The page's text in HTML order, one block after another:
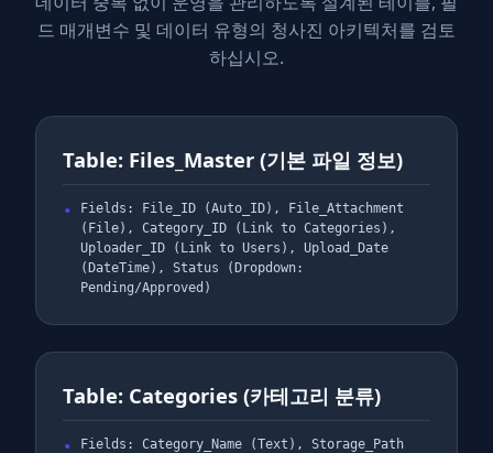
드 매개변수 및 데이터 유형의 청사진 아키텍처를 검토
하십시오.
Table: Files_Master (기본 파일 정보)
Fields: File_ID (Auto_ID), File_Attachment
(File), Category_ID (Link to Categories),
Uploader_ID (Link to Users), Upload_Date
(DateTime), Status (Dropdown:
Pending/Approved)
Table: Categories (카테고리 분류)
Fields: Category_Name (Text), Storage_Path